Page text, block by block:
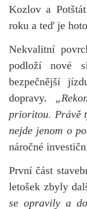
Kozlov a
roku a teď je
Nekvalitní
podloží nové
bezpečnější
dopravy.
prioritou. Právě
nejde jenom o
náročné
První část
letošek zbyly
se opravily a